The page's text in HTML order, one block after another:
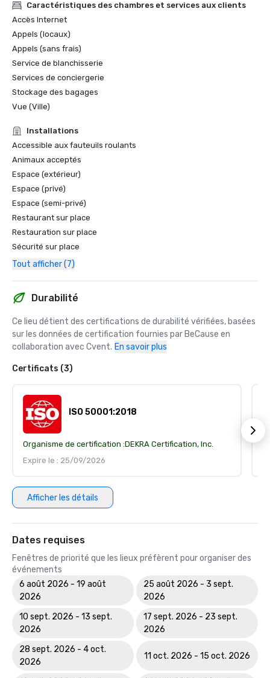
Caractéristiques des chambres et services aux clients
Accès Internet
Appels (locaux)
Appels (sans frais)
Service de blanchisserie
Services de conciergerie
Stockage des bagages
Vue (Ville)
Installations
Accessible aux fauteuils roulants
Animaux acceptés
Espace (extérieur)
Espace (privé)
Espace (semi-privé)
Restaurant sur place
Restauration sur place
Sécurité sur place
Tout afficher (7)
Durabilité
Ce lieu détient des certifications de durabilité vérifiées, basées
sur les données de certification fournies par BeCause en
collaboration avec Cvent. En savoir plus
Certificats (3)
ISO 50001:2018
Organisme de certification :DEKRA Certification, Inc.
Expire le : 25/09/2026
Afficher les détails
Dates requises
Fenêtres de priorité que les lieux préfèrent pour organiser des
événements
6 août 2026 - 19 août
2026
25 août 2026 - 3 sept.
2026
10 sept. 2026 - 13 sept.
2026
17 sept. 2026 - 23 sept.
2026
28 sept. 2026 - 4 oct.
2026
11 oct. 2026 - 15 oct. 2026